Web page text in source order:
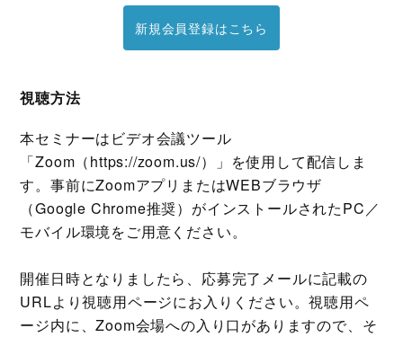
新規会員登録はこちら
視聴方法
本セミナーはビデオ会議ツール
「Zoom（https://zoom.us/）」を使⽤して配信しま
す。事前にZoomアプリまたはWEBブラウザ
（Google Chrome推奨）がインストールされたPC／
モバイル環境をご⽤意ください。
開催⽇時となりましたら、応募完了メールに記載の
URLより視聴用ページにお入りください。視聴用ペ
ージ内に、Zoom会場への入り口がありますので、そ